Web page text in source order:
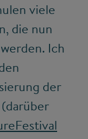
viele
die nun
Ich
der